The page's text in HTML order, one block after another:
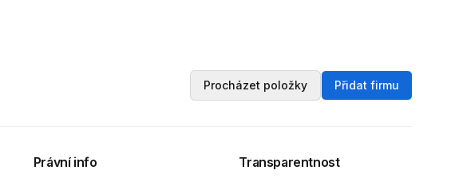
Procházet položky Přidat firmu
Právní info Transparentnost